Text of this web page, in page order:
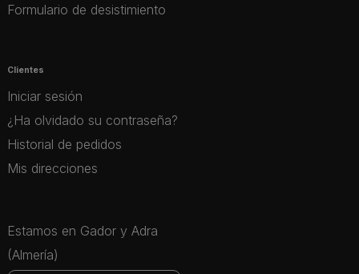
Formulario de desistimiento
Clientes
Iniciar sesión
¿Ha olvidado su contraseña?
Historial de pedidos
Mis direcciones
Estamos en Gador y Adra
(Almería)